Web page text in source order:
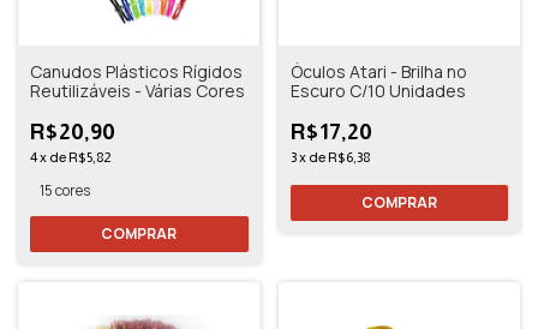
Canudos Plásticos Rígidos
Reutilizáveis - Várias Cores
R$20,90
4x de R$5,82
15 cores
COMPRAR
Óculos Atari - Brilha no
Escuro C/10 Unidades
R$17,20
3x de R$6,38